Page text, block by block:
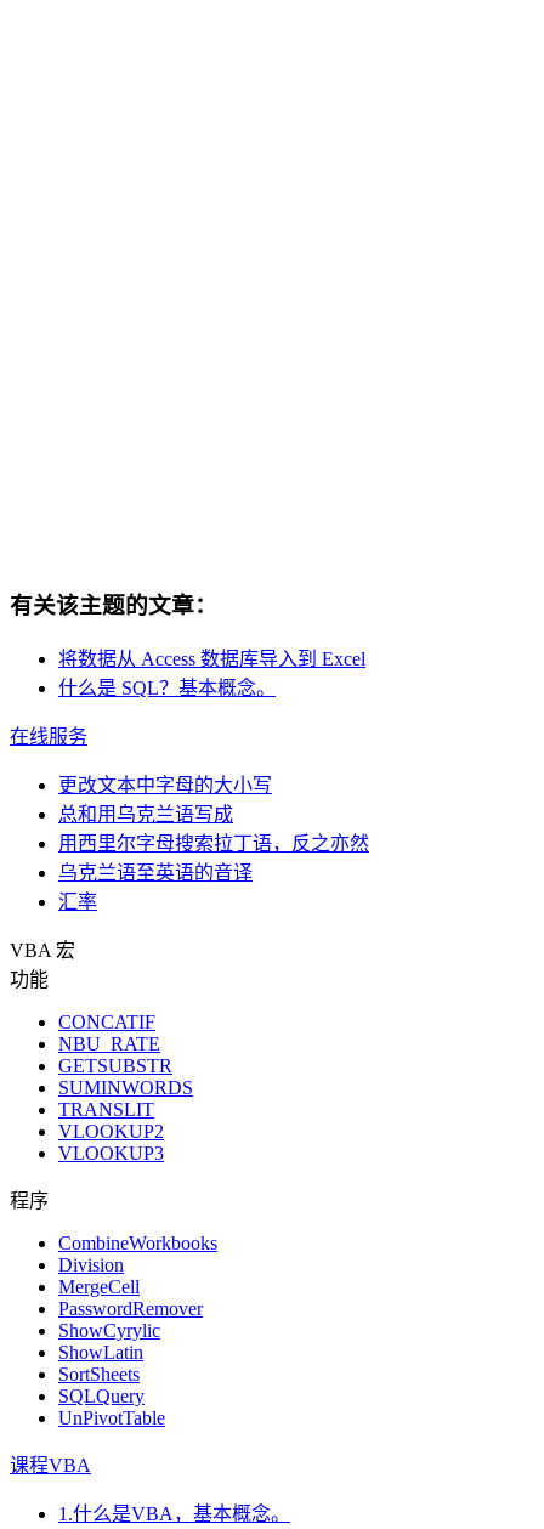
有关该主题的文章：
将数据从 Access 数据库导入到 Excel
什么是 SQL？基本概念。
在线服务
更改文本中字母的大小写
总和用乌克兰语写成
用西里尔字母搜索拉丁语，反之亦然
乌克兰语至英语的音译
汇率
VBA 宏
功能
CONCATIF
NBU_RATE
GETSUBSTR
SUMINWORDS
TRANSLIT
VLOOKUP2
VLOOKUP3
程序
CombineWorkbooks
Division
MergeCell
PasswordRemover
ShowCyrylic
ShowLatin
SortSheets
SQLQuery
UnPivotTable
课程VBA
1.什么是VBA，基本概念。